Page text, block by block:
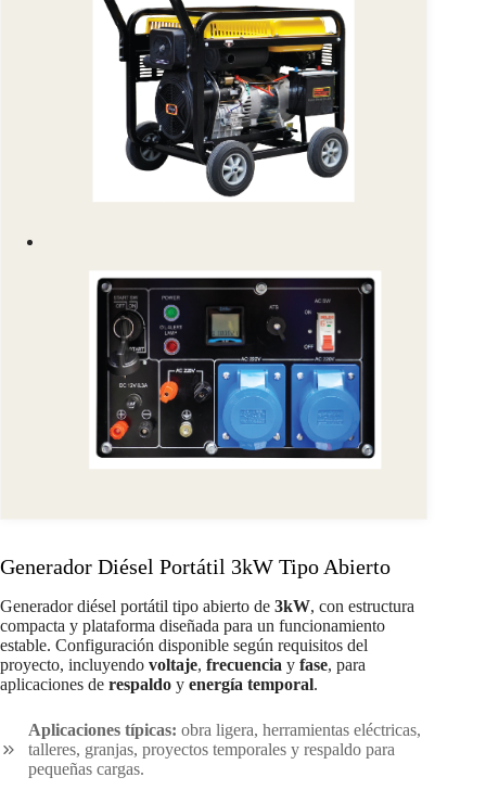
Generador Diésel Portátil 3kW Tipo Abierto
Generador diésel portátil tipo abierto de 3kW, con estructura
compacta y plataforma diseñada para un funcionamiento
estable. Configuración disponible según requisitos del
proyecto, incluyendo voltaje, frecuencia y fase, para
aplicaciones de respaldo y energía temporal.
Aplicaciones típicas: obra ligera, herramientas eléctricas,
talleres, granjas, proyectos temporales y respaldo para
pequeñas cargas.